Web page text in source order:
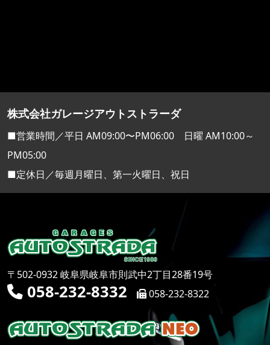
株式会社ガレージアウトストラーダ
■営業時間／平日 AM09:00〜PM06:00 日曜 AM10:00～
PM05:00
■定休日／毎週月曜日、第一火曜日、祝日
〒502-0932 岐阜県岐阜市則武中2丁目28番19号
058-232-8332 058-232-8322